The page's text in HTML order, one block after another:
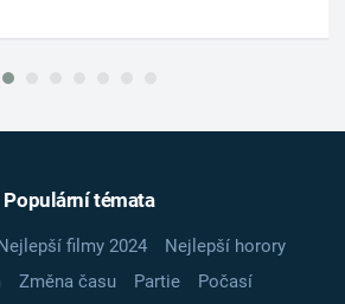
Populární témata
filmy 2024
Nejlepší horory
Změna času Partie
Počasí